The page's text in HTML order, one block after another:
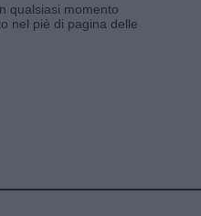
qualsiasi momento
nel piè di pagina delle